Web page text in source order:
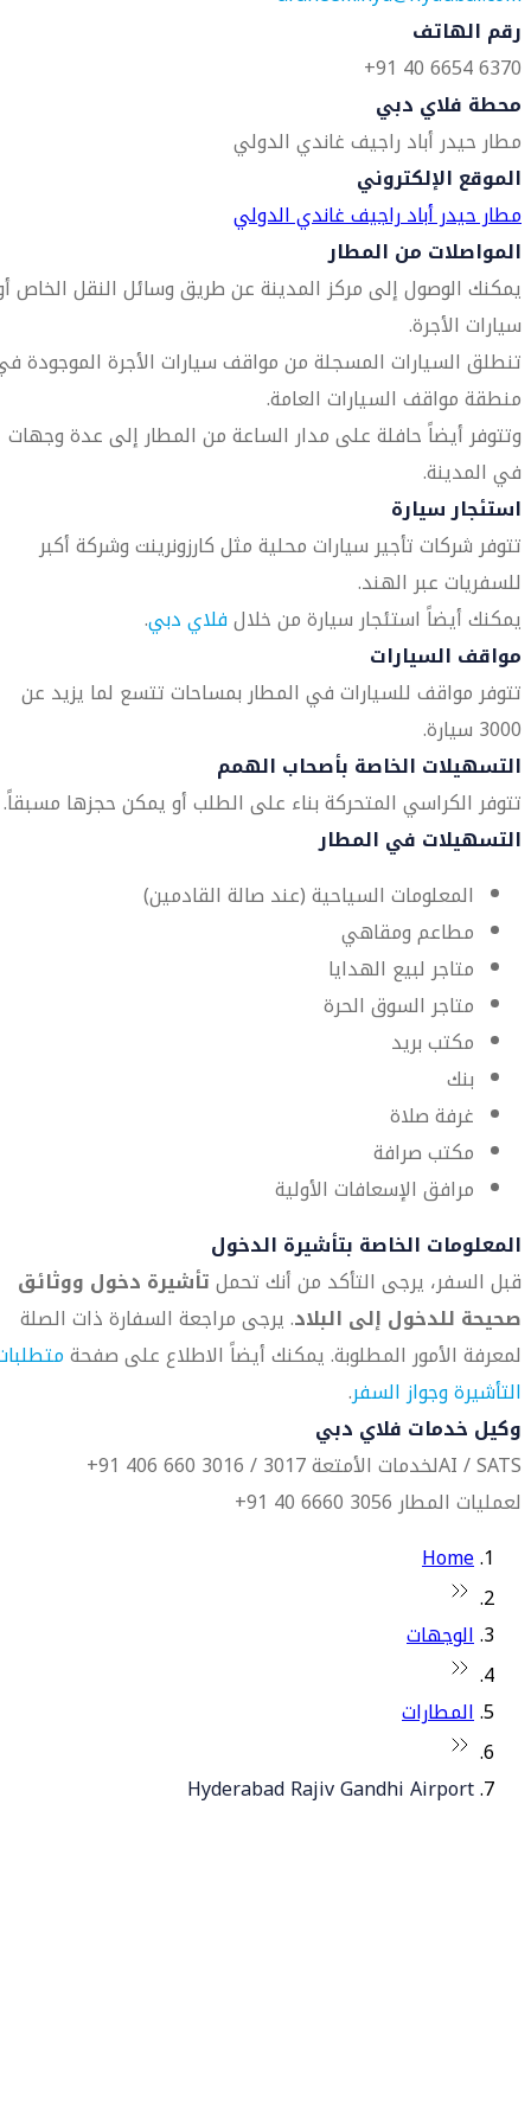
رقم الهاتف
6370 6654 40 91+
محطة فلاي دبي
مطار حيدر أباد راجيف غاندي الدولي
الموقع الإلكتروني
مطار حيدر أباد راجيف غاندي الدولي
المواصلات من المطار
يمكنك الوصول إلى مركز المدينة عن طريق وسائل النقل الخاص
سيارات الأجرة.
تنطلق السيارات المسجلة من مواقف سيارات الأجرة الموجودة
منطقة مواقف السيارات العامة.
وتتوفر أيضاً حافلة على مدار الساعة من المطار إلى عدة وجهات
في المدينة.
استئجار سيارة
تتوفر شركات تأجير سيارات محلية مثل كارزونرينت وشركة أكبر
للسفريات عبر الهند.
يمكنك أيضاً استئجار سيارة من خلالفلاي دبي.
مواقف السيارات
تتوفر مواقف للسيارات في المطار بمساحات تتسع لما يزيد عن
3000 سيارة.
التسهيلات الخاصة بأصحاب الهمم
تتوفر الكراسي المتحركة بناء على الطلب أو يمكن حجزها مسبقاً.
التسهيلات في المطار
المعلومات السياحية (عند صالة القادمين)
مطاعم ومقاهي
متاجر لبيع الهدايا
متاجر السوق الحرة
مكتب بريد
بنك
غرفة صلاة
مكتب صرافة
مرافق الإسعافات الأولية
المعلومات الخاصة بتأشيرة الدخول
قبل السفر، يرجى التأكد من أنك تحملتأشيرة دخول ووثائق
صحيحة للدخول إلى البلاد. يرجى مراجعة السفارة ذات الصلة
لمعرفة الأمور المطلوبة. يمكنك أيضاً الاطلاع على صفحة
التأشيرة وجواز السفر.
وكيل خدمات فلاي دبي
AI / SATSلخدمات الأمتعة 3017 / 3016 660 406 91+
لعمليات المطار 3056 6660 40 91+
Home
الوجهات
المطارات
Hyderabad Rajiv Gandhi Airport